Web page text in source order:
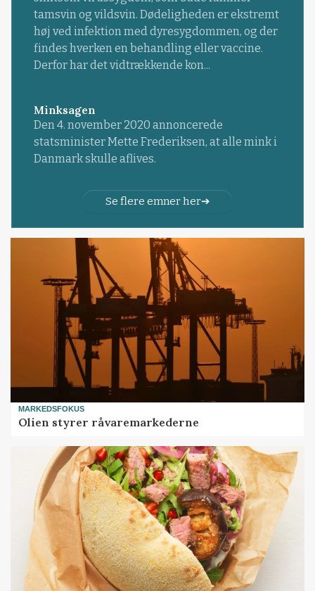
tamsvin og vildsvin. Dødeligheden er ekstremt
høj ved infektion med dyresygdommen, og der
findes hverken en behandling eller vaccine.
Derfor har det vidtrækkende kon...
Minksagen
Den 4. november 2020 annoncerede
statsminister Mette Frederiksen, at alle mink i
Danmark skulle aflives.
Se flere emner her
MARKEDSFOKUS
Olien styrer råvaremarkederne